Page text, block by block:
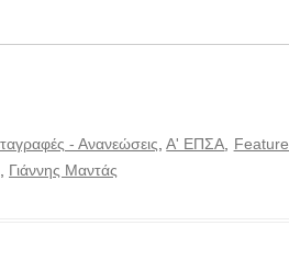
- Ανανεώσεις ,Α' ΕΠΣΑ
Γιάννης Μαντάς